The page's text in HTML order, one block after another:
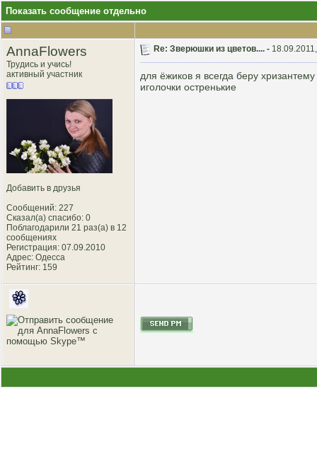
Показать сообщение отдельно
AnnaFlowers
Трудись и учись!
активный участник
Добавить в друзья
Сообщений: 227
Сказал(а) спасибо: 0
Поблагодарили 21 раз(а) в 12
сообщениях
Регистрация: 07.09.2010
Адрес: Одесса
Рейтинг: 159
Re: Зверюшки из цветов.... -
для ёжиков я всегда беру
иголочки остренькие